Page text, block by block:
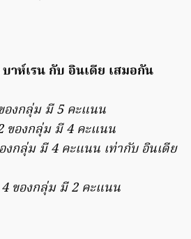
าห์เรน กับ อินเดีย เสมอกัน
องกลุ่ม มี 5 คะแนน
ของกลุ่ม มี 4 คะแนน
งกลุ่ม มี 4 คะแนน เท่ากับ อินเดีย
ของกลุ่ม มี 2 คะแนน